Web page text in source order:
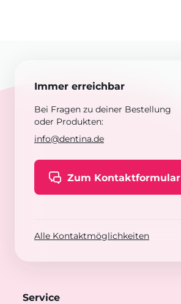
Immer erreichbar
Bei Fragen zu deiner Bestellung
oder Produkten:
info@dentina.de
Zum Kontaktformular
Alle Kontaktmöglichkeiten
Service